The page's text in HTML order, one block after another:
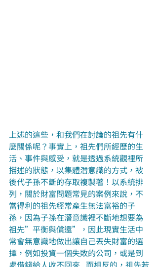
上述的這些，和我們在討論的祖先有什
麼關係呢？事實上，祖先們所經歷的生
活、事件與感受，就是透過系統觀裡所
描述的狀態，以集體潛意識的方式，被
後代子孫不斷的存取複製著！以系統排
列，關於財富問題常見的案例來說，不
當得利的祖先經常產生無法富裕的子
孫，因為子孫在潛意識裡不斷地想要為
祖先”平衡與償還”，因此現實生活中
常會無意識地做出讓自己丟失財富的選
擇，例如投資一個失敗的公司，或是到